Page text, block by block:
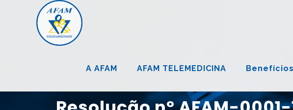
A AFAM AFAM TELEMEDICINA Benefícios